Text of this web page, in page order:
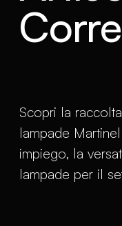
Scopri la
lampade
impiego, la
lampade per il